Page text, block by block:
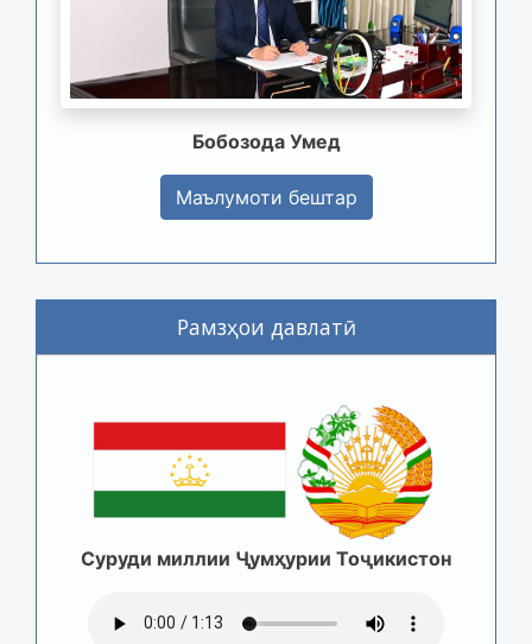
Бобозода Умед
Маълумоти бештар
Рамзҳои давлатӣ
Суруди миллии Ҷумҳурии Тоҷикистон